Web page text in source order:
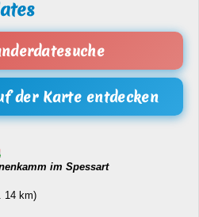
der Karte entdecken
im Spessart
14 km)